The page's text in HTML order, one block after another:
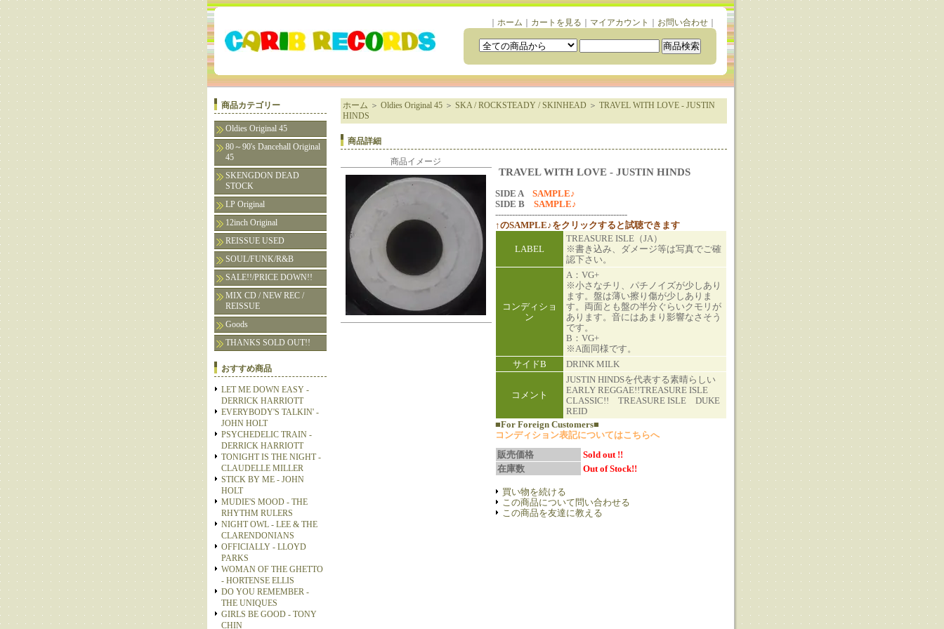
ホーム カートを見る マイアカウント お問い合わせ｜
商品カテゴリー
Oldies Original 45
80～90's Dancehall Original
45
SKENGDON DEAD
STOCK
LP Original
12inch Original
REISSUE USED
SOUL/FUNK/R&B
SALE!!/PRICE DOWN!!
MIX CD / NEW REC /
REISSUE
Goods
THANKS SOLD OUT!!
おすすめ商品
LET ME DOWN EASY -
DERRICK HARRIOTT
EVERYBODY'S TALKIN' -
JOHN HOLT
PSYCHEDELIC TRAIN -
DERRICK HARRIOTT
TONIGHT IS THE NIGHT -
CLAUDELLE MILLER
STICK BY ME - JOHN
HOLT
MUDIE'S MOOD - THE
RHYTHM RULERS
NIGHT OWL - LEE & THE
CLARENDONIANS
OFFICIALLY - LLOYD
PARKS
WOMAN OF THE GHETTO
- HORTENSE ELLIS
DO YOU REMEMBER -
THE UNIQUES
GIRLS BE GOOD - TONY
CHIN
ホーム ＞ Oldies Original 45＞ SKA / ROCKSTEADY / SKINHEAD＞ TRAVEL WITH LOVE - JUSTIN
HINDS
商品詳細
商品イメージ
TRAVEL WITH LOVE - JUSTIN HINDS
SIDE A SAMPLE♪
SIDE B SAMPLE♪
-----------------------------------------------
↑のSAMPLE♪をクリックすると試聴できます
LABEL
TREASURE ISLE（JA）
※書き込み、ダメージ等は写真でご確
認下さい。
コンディショ
ン
A：VG+
※小さなチリ、パチノイズが少しあり
ます。盤は薄い擦り傷が少しありま
す。両面とも盤の半分ぐらいクモリが
あります。音にはあまり影響なさそう
です。
B：VG+
※A面同様です。
サイドB
DRINK MILK
コメント
JUSTIN HINDSを代表する素晴らしい
EARLY REGGAE!!TREASURE ISLE
CLASSIC!! TREASURE ISLE DUKE
REID
■For Foreign Customers■
コンディション表記についてはこちらへ
販売価格
Sold out !!
在庫数
Out of Stock!!
買い物を続ける
この商品について問い合わせる
この商品を友達に教える